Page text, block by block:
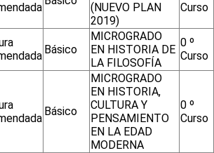
(NUEVO PLAN
2019)
Curso
Básico
MICROGRADO
EN HISTORIA DE
LA FILOSOFÍA
0 º
Curso
Básico
MICROGRADO
EN HISTORIA,
CULTURA Y
PENSAMIENTO
EN LA EDAD
MODERNA
0 º
Curso